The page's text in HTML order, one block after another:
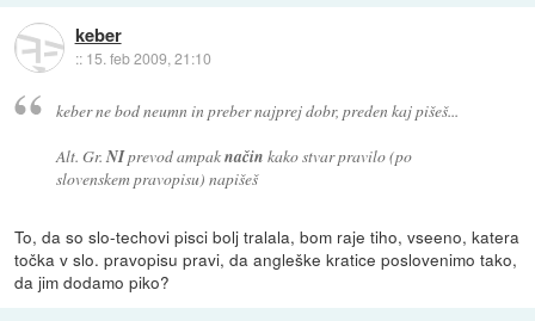
keber
:: 15. feb 2009, 21:10
keber ne bod neumn in preber najprej dobr, preden kaj pišeš...
Alt. Gr. NIprevod ampaknačin kako stvar pravilo (po
slovenskem pravopisu) napišeš
To, da so slo-techovi pisci bolj tralala, bom raje tiho, vseeno, katera
točka v slo. pravopisu pravi, da angleške kratice poslovenimo tako,
da jim dodamo piko?